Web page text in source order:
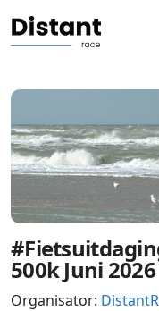
500k Juni 2026
Organisator: